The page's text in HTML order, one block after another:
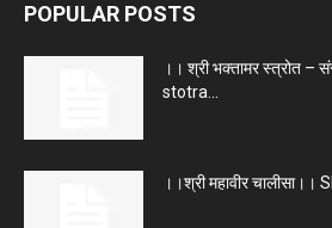
POPULAR POSTS
।। श्री भक्तामर स्त्रोत
stotra...
।।श्री महावीर